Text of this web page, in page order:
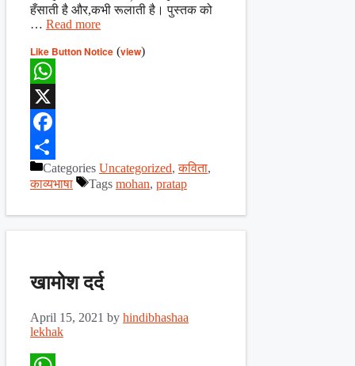
हँसाती है और,कभी रूलाती है। पुस्तक को
… Read more
Like Button Notice (view)
WhatsApp
X
Facebook
ShareCategories Uncategorized,कविता,
काव्यभाषा
Tags mohan, pratap
खामोश दर्द
April 15, 2021 by hindibhashaa
lekhak